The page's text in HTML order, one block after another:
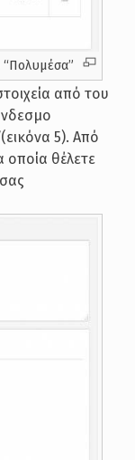
από του
5). Από
οποία θέλετε